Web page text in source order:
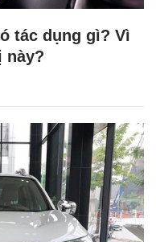
tác dụng gì? Vì
này?